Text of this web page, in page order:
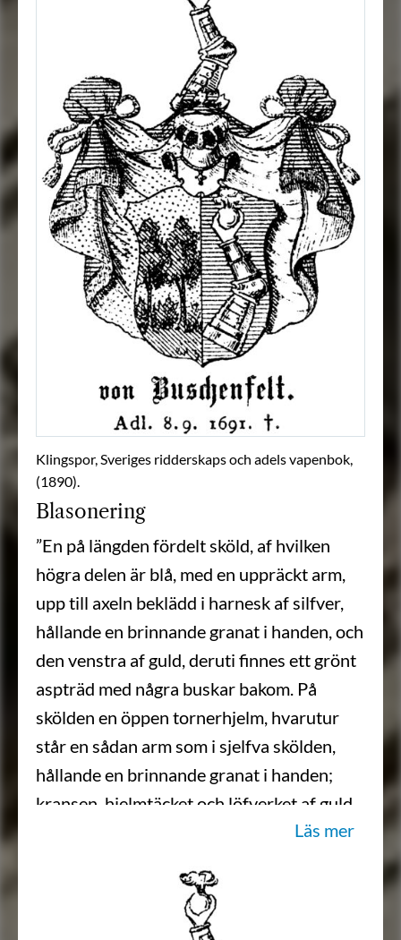
Klingspor, Sveriges ridderskaps och adels vapenbok,
(1890).
Blasonering
”En på längden fördelt sköld, af hvilken
högra delen är blå, med en uppräckt arm,
upp till axeln beklädd i harnesk af silfver,
hållande en brinnande granat i handen, och
den venstra af guld, deruti finnes ett grönt
aspträd med några buskar bakom. På
skölden en öppen tornerhjelm, hvarutur
står en sådan arm som i sjelfva skölden,
hållande en brinnande granat i handen;
kransen, hjelmtäcket och löfverket af guld,
Källa: Schlegel och Klingspor, 1875.
Transkription: Göran Mörner, 2021-03-
Läs mer